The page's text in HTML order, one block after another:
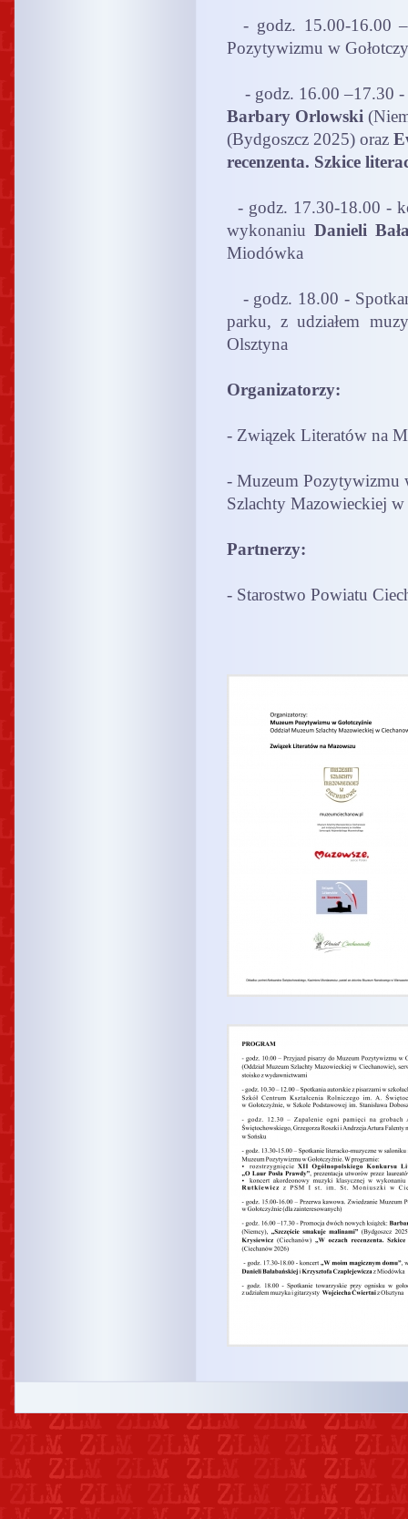
- godz. 15.00-16.00
Pozytywizmu w
- godz. 16.00 –17.30 -
Barbary Orlowski
(Bydgoszcz 2025) oraz
recenzenta. Szkice
- godz. 17.30-18.00 -
wykonaniu Danieli
Miodówka
- godz. 18.00 -
parku, z udziałem
Olsztyna
Organizatorzy:
- Związek Literatów na
- Muzeum Pozytywizmu
Szlachty Mazowieckiej
Partnerzy:
- Starostwo Powiatu